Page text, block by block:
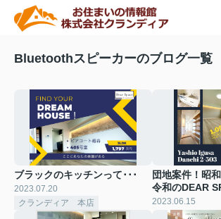
Bluetoothスピーカーのブログ一覧
ブラックのキッチンって･･･
2023.07.20
クランディア 本店
団地案件！昭
令和のDEAR
2023.06.15